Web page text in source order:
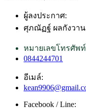
ผู้ลงประกาศ:
ศุภณัฏฐ์ ผลกังวาน
หมายเลขโทรศัพ
0844244701
อีเมล์:
Facebook / Line: